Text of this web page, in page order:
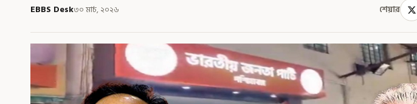
EBBS Desk৩০ মার্চ, ২০২৬ শেয়ার